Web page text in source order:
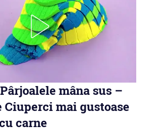
mâna sus –
Ciuperci mai gustoase
carne